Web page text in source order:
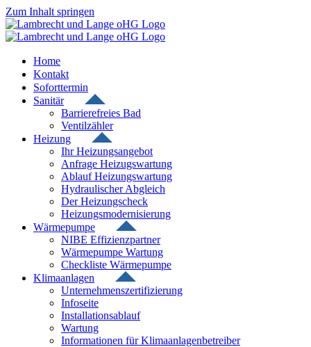
Zum Inhalt springen
Home
Kontakt
Soforttermin
Sanitär
Barrierefreies Bad
Ventilzähler
Heizung
Ihr Heizungsangebot
Anfrage Heizugswartung
Ablauf Heizungswartung
Hydraulischer Abgleich
Der Heizungscheck
Heizungsmodernisierung
Wärmepumpe
NIBE Effizienzpartner
Wärmepumpe Wartung
Checkliste Wärmepumpe
Klimaanlagen
Unternehmenszertifizierung
Infoseite
Installationsablauf
Wartung
Informationen für Klimaanlagenbetreiber